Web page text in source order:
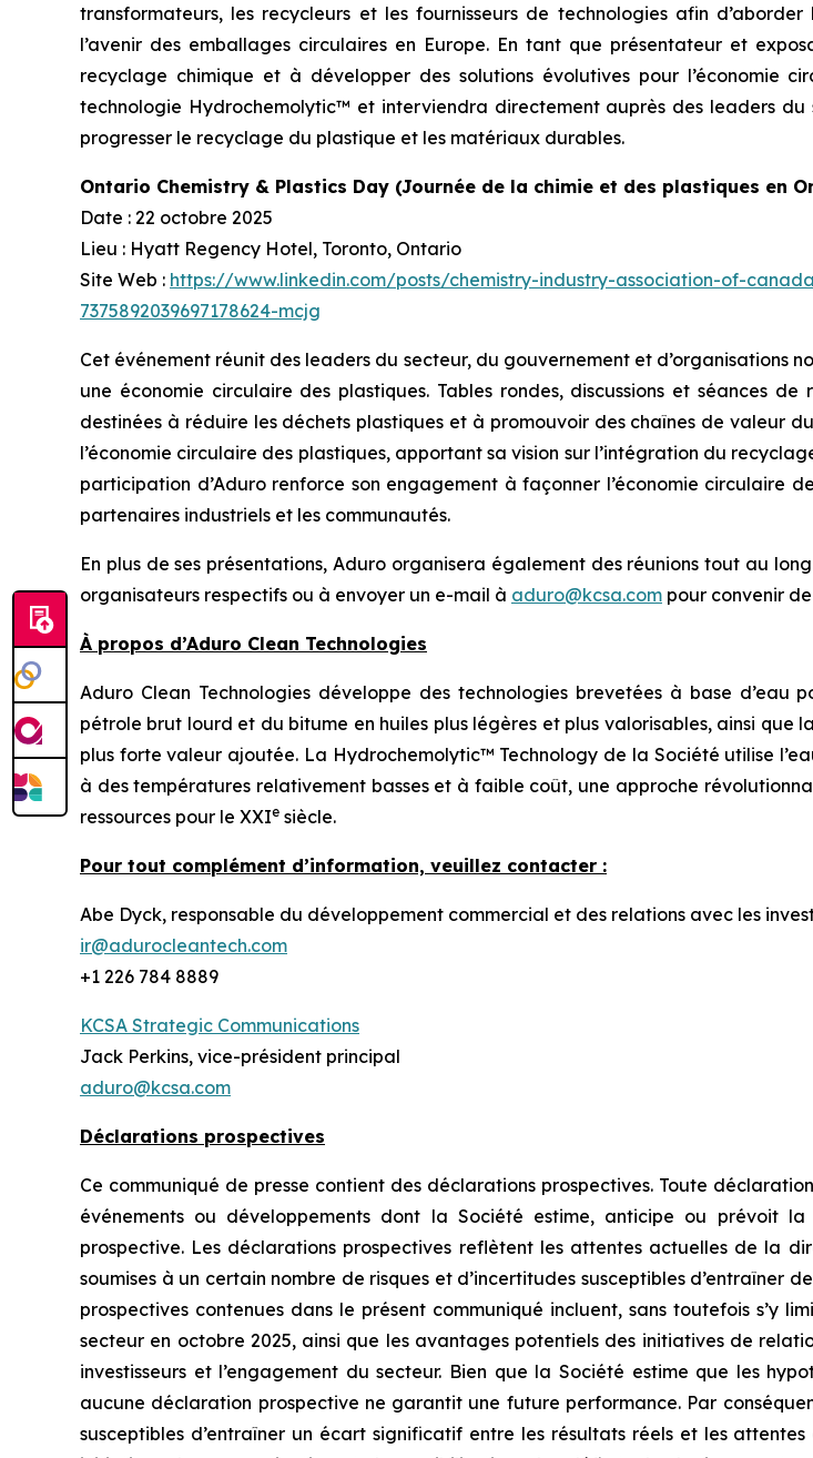
transformateurs, les recycleurs et les fournisseurs de technologies afin
l’avenir des emballages circulaires en Europe. En tant que présentateur et
recyclage chimique et à développer des solutions évolutives pour l’économie
technologie Hydrochemolytic™ et interviendra directement auprès des leaders
progresser le recyclage du plastique et les matériaux durables.
Ontario Chemistry & Plastics Day (Journée de la chimie et des plastiques en
Date : 22 octobre 2025
Lieu : Hyatt Regency Hotel, Toronto, Ontario
Site Web : https://www.linkedin.com/posts/chemistry-industry-association-of-
7375892039697178624-mcjg
Cet événement réunit des leaders du secteur, du gouvernement et d’organisations
une économie circulaire des plastiques. Tables rondes, discussions et séances
destinées à réduire les déchets plastiques et à promouvoir des chaînes de valeur
l’économie circulaire des plastiques, apportant sa vision sur l’intégration du
participation d’Aduro renforce son engagement à façonner l’économie circulaire
partenaires industriels et les communautés.
En plus de ses présentations, Aduro organisera également des réunions tout au
organisateurs respectifs ou à envoyer un e-mail à aduro@kcsa.com pour convenir
À propos d’Aduro Clean Technologies
Aduro Clean Technologies développe des technologies brevetées à base
pétrole brut lourd et du bitume en huiles plus légères et plus valorisables, ainsi
plus forte valeur ajoutée. La Hydrochemolytic™ Technology de la Société utilise
à des températures relativement basses et à faible coût, une approche
ressources pour le XXIe siècle.
Pour tout complément d’information, veuillez contacter :
Abe Dyck, responsable du développement commercial et des relations avec les
ir@adurocleantech.com
+1 226 784 8889
KCSA Strategic Communications
Jack Perkins, vice-président principal
aduro@kcsa.com
Déclarations prospectives
Ce communiqué de presse contient des déclarations prospectives. Toute
événements ou développements dont la Société estime, anticipe ou prévoit
prospective. Les déclarations prospectives reflètent les attentes actuelles de la
soumises à un certain nombre de risques et d’incertitudes susceptibles d’entraîner
prospectives contenues dans le présent communiqué incluent, sans toutefois s’y
secteur en octobre 2025, ainsi que les avantages potentiels des initiatives de
investisseurs et l’engagement du secteur. Bien que la Société estime que les
aucune déclaration prospective ne garantit une future performance. Par
susceptibles d’entraîner un écart significatif entre les résultats réels et les